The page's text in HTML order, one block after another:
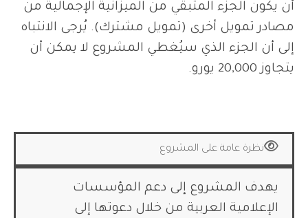
أن يكون الجزء المتبقي من الميزانية الإجمالية من
مصادر تمويل أخرى (تمويل مشترك). يُرجى الانتباه
إلى أن الجزء الذي سيُغطي المشروع لا يمكن أن
يتجاوز 20,000 يورو.
نظرة عامة على المشروع
يهدف المشروع إلى دعم المؤسسات
الإعلامية العربية من خلال دعوتها إلى